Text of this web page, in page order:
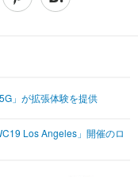
その他
映画・ドラマ
ブログ
その他
」が拡張体験を提供
Los Angeles」開催のロ